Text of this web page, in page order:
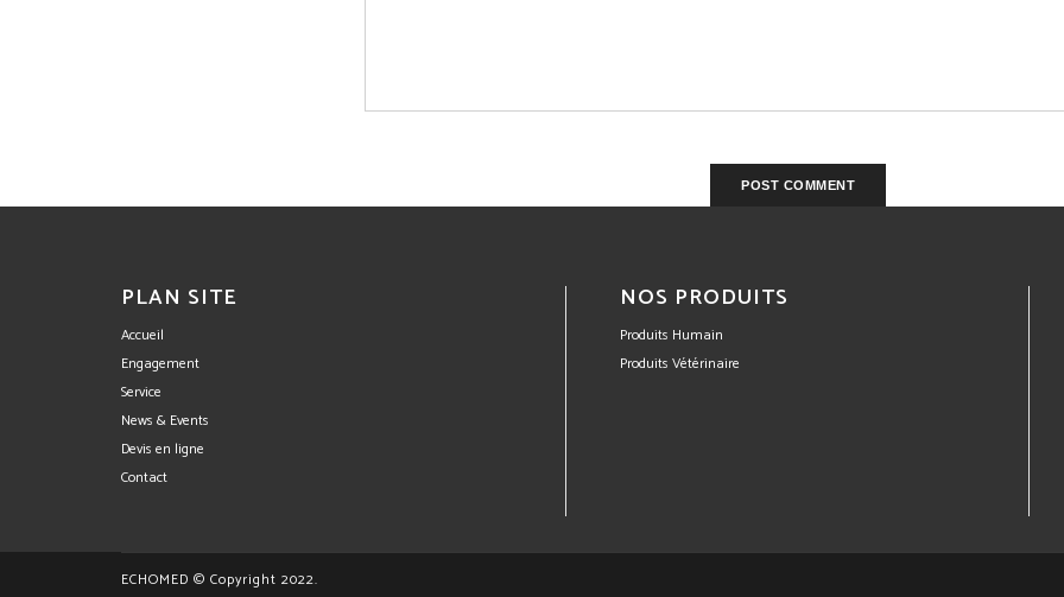
PLAN SITE
Accueil
Engagement
Service
News & Events
Devis en ligne
Contact
NOS PRODUITS
Produits Humain
Produits Vétérinaire
ECHOMED © Copyright 2022.